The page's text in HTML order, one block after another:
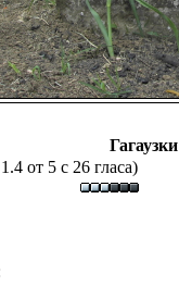
от 5 с 26 гласа)